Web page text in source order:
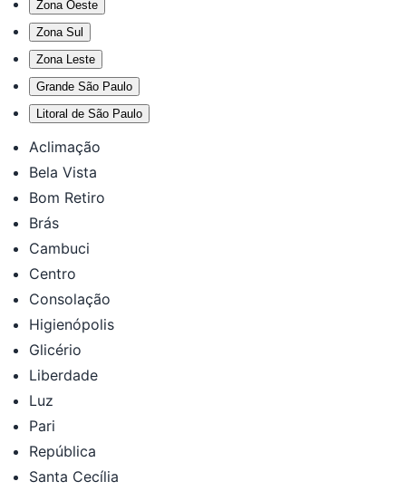
Zona Oeste
Zona Sul
Zona Leste
Grande São Paulo
Litoral de São Paulo
Aclimação
Bela Vista
Bom Retiro
Brás
Cambuci
Centro
Consolação
Higienópolis
Glicério
Liberdade
Luz
Pari
República
Santa Cecília